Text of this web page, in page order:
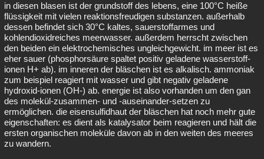
in diesen blasen ist der grundstoff des lebens, eine 100°C heiße
flüssigkeit mit vielen reaktionsfreudigen substanzen. außerhalb
dessen befindet sich 30°C kaltes, sauerstoffarmes und
kohlendioxidreiches meerwasser. außerdem herrscht zwischen
den beiden ein elektrochemisches ungleichgewicht. im meer ist es
eher sauer (phosphorsäure spaltet positiv geladene wasserstoff-
ionen H+ ab). im inneren der bläschen ist es alkalisch. ammoniak
zum beispiel reagiert mit wasser und gibt negativ geladene
hydroxid-ionen (OH-) ab. energie ist also vorhanden um den gan
des molekül-zusammen- und -auseinander-setzen zu
ermöglichen. die eisensulfidhaut der bläschen hat noch mehr gute
eigenschaften: es dient als katalysator beim reagieren und hält die
ersten organischen moleküle davon ab in den weiten des meeres
zu wandern.